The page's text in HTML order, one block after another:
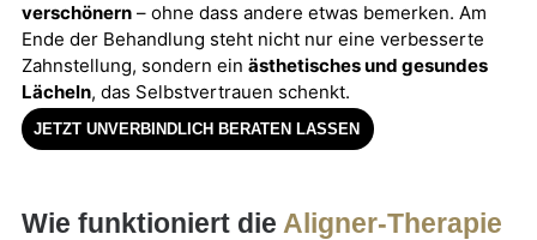
verschönern– ohne dass andere etwas bemerken. Am
Ende der Behandlung steht nicht nur eine verbesserte
Zahnstellung, sondern ein ästhetisches und gesundes
Lächeln, das Selbstvertrauen schenkt.
JETZT UNVERBINDLICH BERATEN LASSEN
Wie funktioniert die Aligner-Therapie